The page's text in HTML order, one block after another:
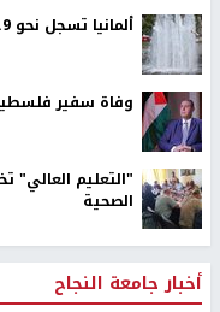
ألمانيا تسجل نحو 11.9 ألف وفاة مرتبطة بموجة الحر الشديد
وفاة سفير
"التعليم العالي"
الصحية
أخبار جامعة النجاح